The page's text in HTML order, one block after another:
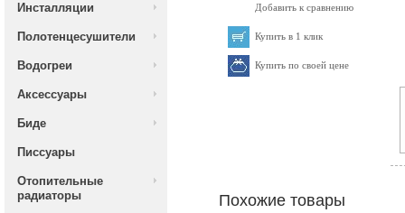
Инсталляции
Полотенцесушители
Водогреи
Аксессуары
Биде
Писсуары
Отопительные
радиаторы
Добавить к сравнению
Купить в 1 клик
Купить по своей цене
Похожие товары